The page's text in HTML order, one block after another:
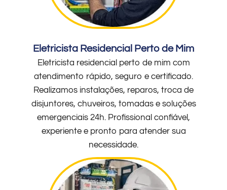
Eletricista Residencial Perto de Mim
Eletricista residencial perto de mim com
atendimento rápido, seguro e certificado.
Realizamos instalações, reparos, troca de
disjuntores, chuveiros, tomadas e soluções
emergenciais 24h. Profissional confiável,
experiente e pronto para atender sua
necessidade.